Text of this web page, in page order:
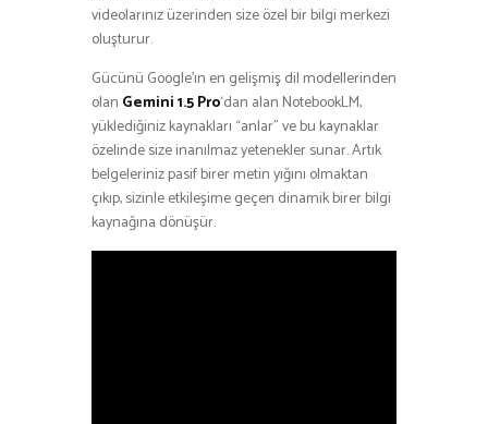
videolarınız üzerinden size özel bir bilgi merkezi
oluşturur.
Gücünü Google’ın en gelişmiş dil modellerinden
olan Gemini 1.5 Pro‘dan alan NotebookLM,
yüklediğiniz kaynakları “anlar” ve bu kaynaklar
özelinde size inanılmaz yetenekler sunar. Artık
belgeleriniz pasif birer metin yığını olmaktan
çıkıp, sizinle etkileşime geçen dinamik birer bilgi
kaynağına dönüşür.